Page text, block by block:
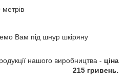
Вам під шнур шкіряну
нашого виробництва - ціна
215 гривень.